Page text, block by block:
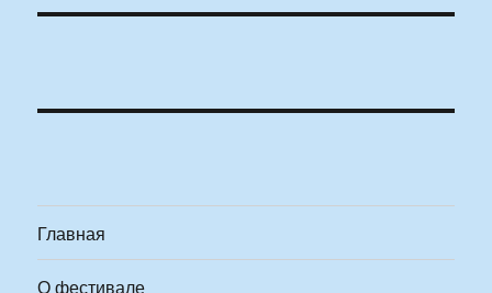
Главная
О фестивале